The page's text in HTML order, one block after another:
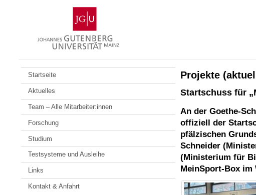
Gutenberg-
Universität
Mainz
Startseite
Aktuelles
Team – Alle Mitarbeiter:innen
Forschung
Studium
Testsysteme und Ausleihe
Links
Kontakt & Anfahrt
Projekte
Startschuss für
An der Goethe-
offiziell der
pfälzischen
Schneider
(Ministerium für
MeinSport-Box im